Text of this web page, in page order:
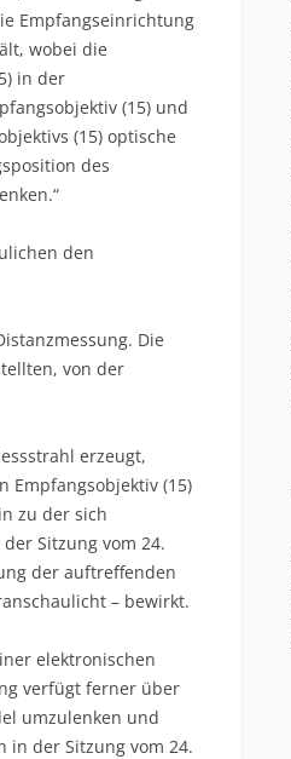
Empfangseinrichtung
wobei die
in der
(15) und
(15) optische
des
den
Die
von der
erzeugt,
Empfangsobjektiv (15)
zu der sich
Sitzung vom 24.
der auftreffenden
– bewirkt.
elektronischen
verfügt ferner über
umzulenken und
in der Sitzung vom 24.